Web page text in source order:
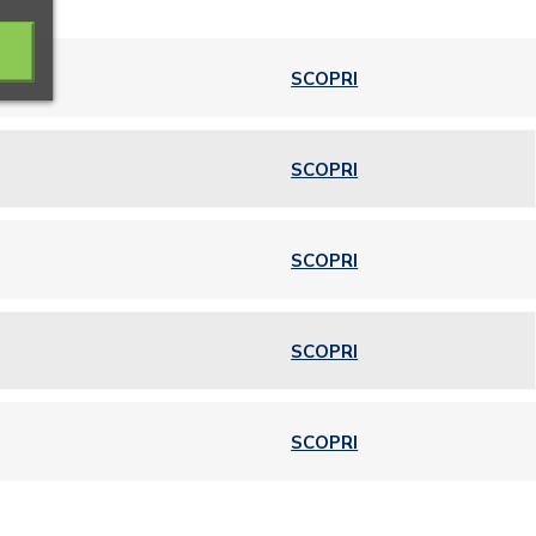
SCOPRI
SCOPRI
SCOPRI
SCOPRI
SCOPRI